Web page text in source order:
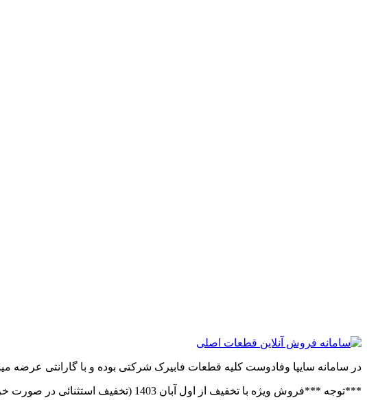
در سامانه سایپا وفادوست کلیه قطعات فابیرک شرکتی بوده و با گارانتی عرضه
***توجه ***فروش ویژه با تخفیف از اول آبان 1403 (تخفیف استثنائی در صورت خرید عمده)***فروش ویژه قطعات پراید(بدنه.فنی)***توجه***